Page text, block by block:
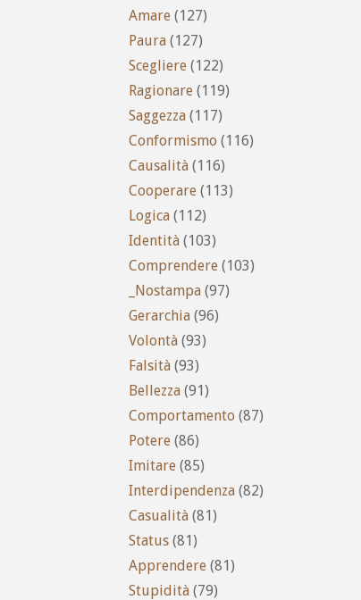
Amare (127)
Paura (127)
Scegliere (122)
Ragionare (119)
Saggezza (117)
Conformismo (116)
Causalità (116)
Cooperare (113)
Logica (112)
Identità (103)
Comprendere (103)
_Nostampa (97)
Gerarchia (96)
Volontà (93)
Falsità (93)
Bellezza (91)
Comportamento (87)
Potere (86)
Imitare (85)
Interdipendenza (82)
Casualità (81)
Status (81)
Apprendere (81)
Stupidità (79)